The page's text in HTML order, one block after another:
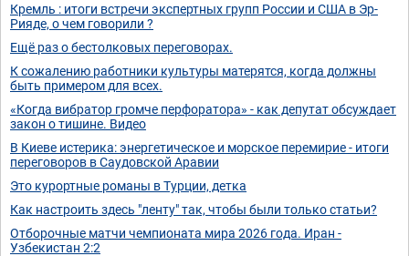
Кремль : итоги встречи экспертных групп России и США в Эр-
Рияде, о чем говорили ?
Ещё раз о бестолковых переговорах.
К сожалению работники культуры матерятся, когда должны
быть примером для всех.
«Когда вибратор громче перфоратора» - как депутат обсуждает
закон о тишине. Видео
В Киеве истерика: энергетическое и морское перемирие - итоги
переговоров в Саудовской Аравии
Это курортные романы в Турции, детка
Как настроить здесь "ленту" так, чтобы были только статьи?
Отборочные матчи чемпионата мира 2026 года. Иран -
Узбекистан 2:2